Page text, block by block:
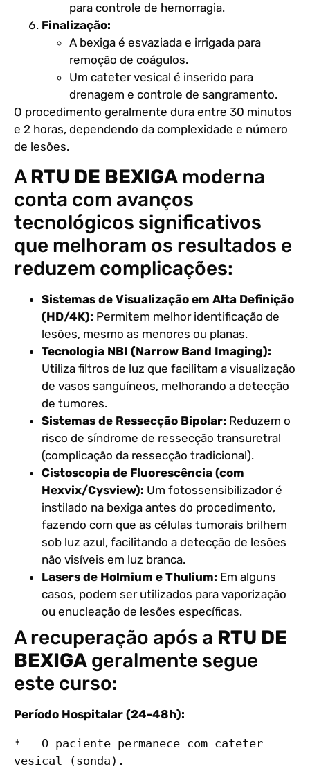
para controle de hemorragia.
Finalização:
A bexiga é esvaziada e irrigada para
remoção de coágulos.
Um cateter vesical é inserido para
drenagem e controle de sangramento.
O procedimento geralmente dura entre 30 minutos
e 2 horas, dependendo da complexidade e número
de lesões.
A RTU DE BEXIGA moderna
conta com avanços
tecnológicos significativos
que melhoram os resultados e
reduzem complicações:
Sistemas de Visualização em Alta Definição
(HD/4K): Permitem melhor identificação de
lesões, mesmo as menores ou planas.
Tecnologia NBI (Narrow Band Imaging):
Utiliza filtros de luz que facilitam a visualização
de vasos sanguíneos, melhorando a detecção
de tumores.
Sistemas de Ressecção Bipolar: Reduzem o
risco de síndrome de ressecção transuretral
(complicação da ressecção tradicional).
Cistoscopia de Fluorescência (com
Hexvix/Cysview): Um fotossensibilizador é
instilado na bexiga antes do procedimento,
fazendo com que as células tumorais brilhem
sob luz azul, facilitando a detecção de lesões
não visíveis em luz branca.
Lasers de Holmium e Thulium: Em alguns
casos, podem ser utilizados para vaporização
ou enucleação de lesões específicas.
A recuperação após a RTU DE
BEXIGA geralmente segue
este curso:
Período Hospitalar (24-48h):
*   O paciente permanece com cateter
vesical (sonda).